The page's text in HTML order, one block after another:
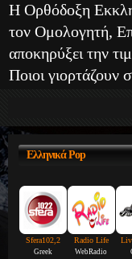
Η Ορθόδοξη
τον Ομολογητή,
αποκηρύξει την
Ποιοι
ΕλληνικάPop
Sfera102,2
Greek
Radio Life
WebRadio